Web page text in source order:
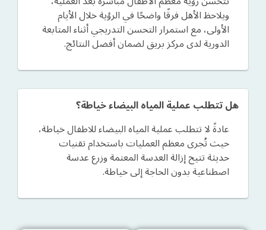
ويلاحظ الأهل فرقًا واضحًا في الرؤية خلال الأيام
الأولى، مع استمرار التحسن التدريجي أثناء المتابعة
الدورية لدى مركز بريق لضمان أفضل النتائج.
هل تتطلب عملية المياه البيضاء خياطة؟
عادةً لا تتطلب عملية المياه البيضاء للاطفال خياطة،
حيث تُجرى معظم العمليات باستخدام تقنيات
حديثة تتيح إزالة العدسة المعتمة وزرع عدسة
اصطناعية بدون الحاجة إلى خياطة.